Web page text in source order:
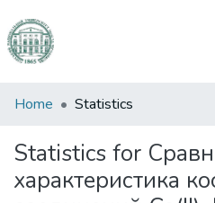
Communities
Collections
All of DSpace
Home Statistics
Statistics for
характеристика